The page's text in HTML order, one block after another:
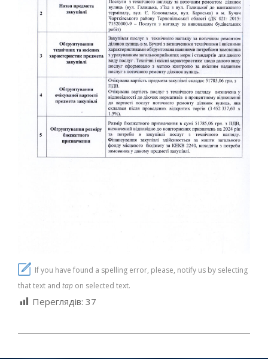
If you have found a spelling error, please, notify us by selecting
that text and tap on selected text.
Переглядів: 37